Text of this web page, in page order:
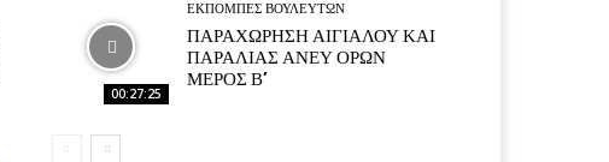
00:27:25
ΕΚΠΟΜΠΕΣ ΒΟΥΛΕΥΤΩΝ
ΠΑΡΑΧΩΡΗΣΗ ΑΙΓΙΑΛΟΥ ΚΑΙ
ΠΑΡΑΛΙΑΣ ΑΝΕΥ ΟΡΩΝ
ΜΕΡΟΣ Β’